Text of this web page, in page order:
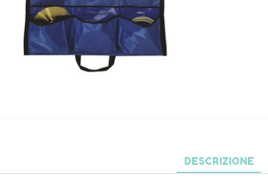
DESCRIZIONE